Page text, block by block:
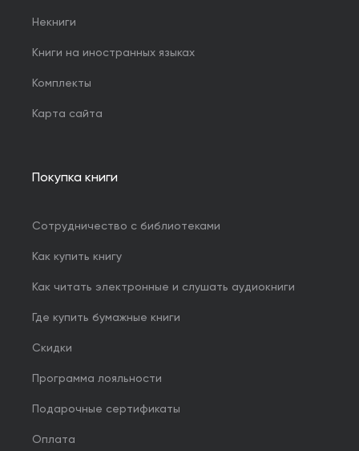
Некниги
Книги на иностранных языках
Комплекты
Карта сайта
Покупка книги
Сотрудничество с библиотеками
Как купить книгу
Как читать электронные и слушать аудиокниги
Где купить бумажные книги
Скидки
Программа лояльности
Подарочные сертификаты
Оплата